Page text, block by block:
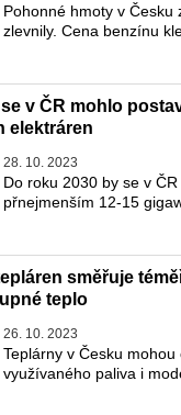
Pohonné hmoty v Česku
zlevnily. Cena benzínu
v ČR mohlo
elektráren
28. 10. 2023
Do roku 2030 by se v
přnejmenším 12-15
směřuje
teplo
26. 10. 2023
Teplárny v Česku
využívaného paliva i